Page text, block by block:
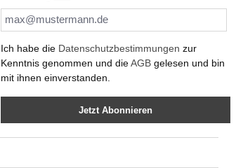
Ich habe die Datenschutzbestimmungen zur
Kenntnis genommen und dieAGBgelesen und bin
mit ihnen einverstanden.
Jetzt Abonnieren